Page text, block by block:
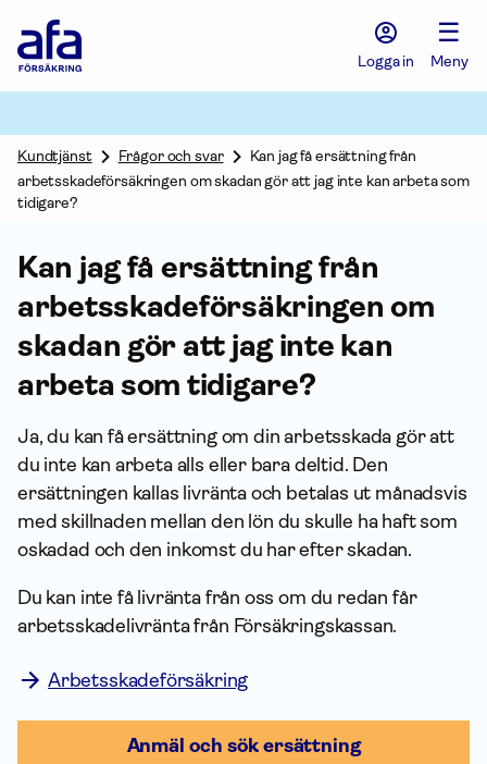
Försäkring
Logga in
☰
Meny
Kundtjänst Frågor och svar
Kan jag få ersättning från
arbetsskadeförsäkringen om skadan gör att jag inte kan arbeta som
tidigare?
Kan jag få ersättning från
arbets­skade­försäkringen om
skadan gör att jag inte kan
arbeta som tidigare?
Ja, du kan få ersättning om din arbetsskada gör att
du inte kan arbeta alls eller bara deltid. Den
ersättningen kallas livränta och betalas ut månadsvis
med skillnaden mellan den lön du skulle ha haft som
oskadad och den inkomst du har efter skadan.
Du kan inte få livränta från oss om du redan får
arbetsskadelivränta från Försäkrings­kassan.
Arbetsskadeförsäkring
Anmäl och sök ersättning